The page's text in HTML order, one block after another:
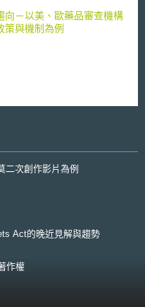
醫療保健服務，以及必要之政府
系統性偏見、歧視或實質損害之
」（Meaningful Human
至少3年之記錄保留義務。 本
多州AI消費者保護法案》
自動化決策技術」
之精準規範。
向－以美、歐藥品審查機構
策與機制為例
二次創作影片為例
Act的晚近見解與趨勢
作權